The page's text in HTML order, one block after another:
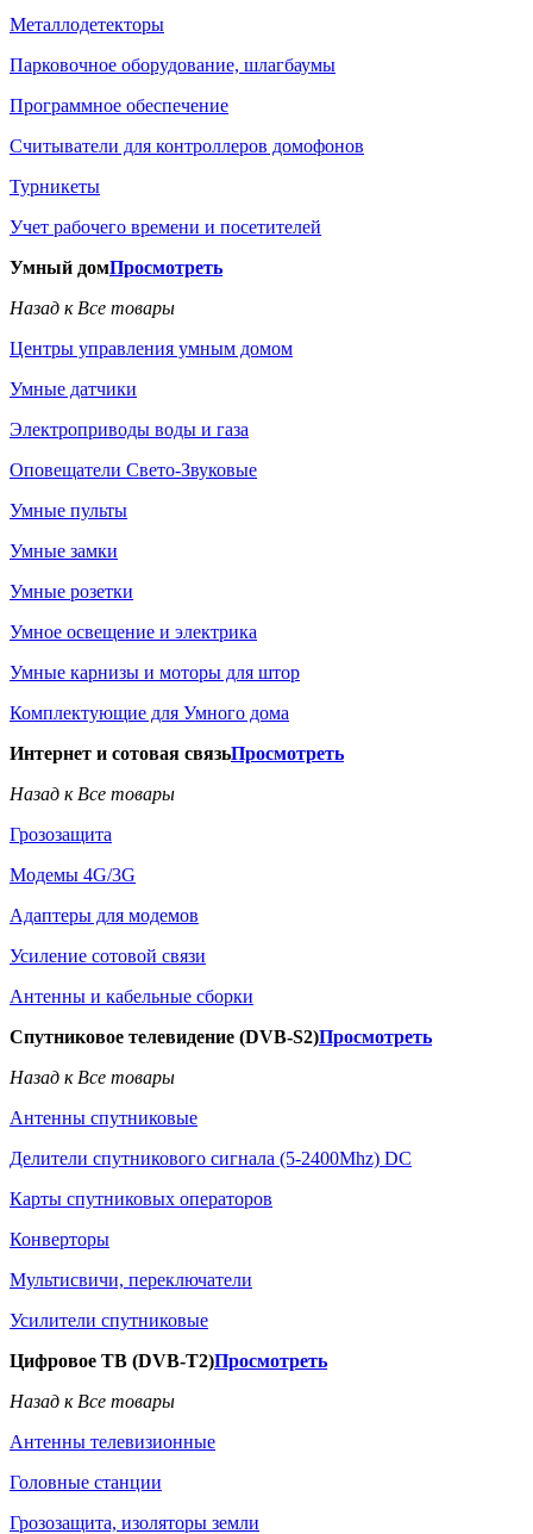
Металлодетекторы
Парковочное оборудование, шлагбаумы
Программное обеспечение
Считыватели для контроллеров домофонов
Турникеты
Учет рабочего времени и посетителей
Умный домПросмотреть
Назад к Все товары
Центры управления умным домом
Умные датчики
Электроприводы воды и газа
Оповещатели Свето-Звуковые
Умные пульты
Умные замки
Умные розетки
Умное освещение и электрика
Умные карнизы и моторы для штор
Комплектующие для Умного дома
Интернет и сотовая связьПросмотреть
Назад к Все товары
Грозозащита
Модемы 4G/3G
Адаптеры для модемов
Усиление сотовой связи
Антенны и кабельные сборки
Спутниковое телевидение (DVB-S2)Просмотреть
Назад к Все товары
Антенны спутниковые
Делители спутникового сигнала (5-2400Mhz) DC
Карты спутниковых операторов
Конверторы
Мультисвичи, переключатели
Усилители спутниковые
Цифровое ТВ (DVB-T2)Просмотреть
Назад к Все товары
Антенны телевизионные
Головные станции
Грозозащита, изоляторы земли